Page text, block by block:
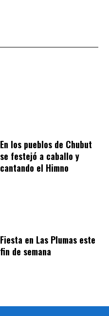
En los pueblos de Chubut
se festejó a caballo y
cantando el Himno
Fiesta en Las Plumas este
fin de semana